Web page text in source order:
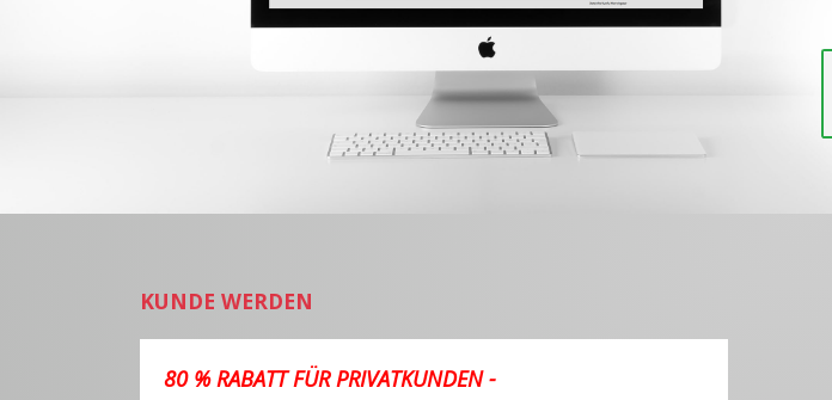
KUNDE WERDEN
80 % RABATT FÜR PRIVATKUNDEN -